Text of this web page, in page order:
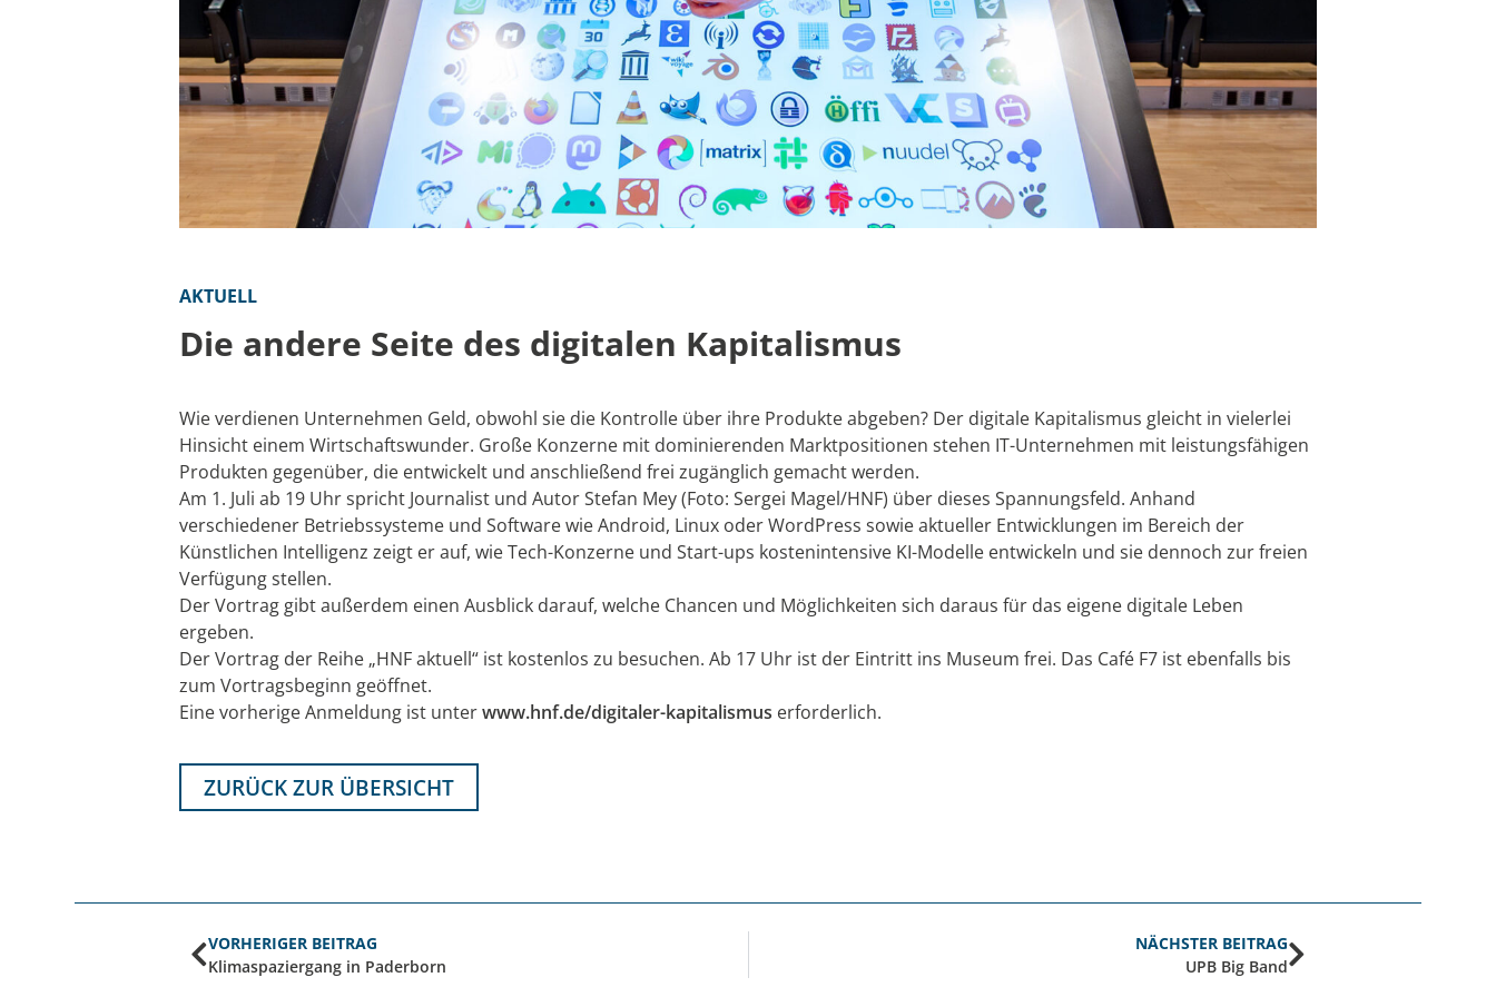
AKTUELL
Die andere Seite des digitalen Kapitalismus
Wie verdienen Unternehmen Geld, obwohl sie die Kontrolle über ihre Produkte abgeben? Der digitale Kapitalismus gleicht in vielerlei
Hinsicht einem Wirtschaftswunder. Große Konzerne mit dominierenden Marktpositionen stehen IT-Unternehmen mit leistungsfähigen
Produkten gegenüber, die entwickelt und anschließend frei zugänglich gemacht werden.
Am 1. Juli ab 19 Uhr spricht Journalist und Autor Stefan Mey (Foto: Sergei Magel/HNF) über dieses Spannungsfeld. Anhand
verschiedener Betriebssysteme und Software wie Android, Linux oder WordPress sowie aktueller Entwicklungen im Bereich der
Künstlichen Intelligenz zeigt er auf, wie Tech-Konzerne und Start-ups kostenintensive KI-Modelle entwickeln und sie dennoch zur freien
Verfügung stellen.
Der Vortrag gibt außerdem einen Ausblick darauf, welche Chancen und Möglichkeiten sich daraus für das eigene digitale Leben
ergeben.
Der Vortrag der Reihe „HNF aktuell“ ist kostenlos zu besuchen. Ab 17 Uhr ist der Eintritt ins Museum frei. Das Café F7 ist ebenfalls bis
zum Vortragsbeginn geöffnet.
Eine vorherige Anmeldung ist unterwww.hnf.de/digitaler-kapitalismus erforderlich.
ZURÜCK ZUR ÜBERSICHT
VORHERIGER BEITRAG
Klimaspaziergang in Paderborn
NÄCHSTER BEITRAG
UPB Big Band